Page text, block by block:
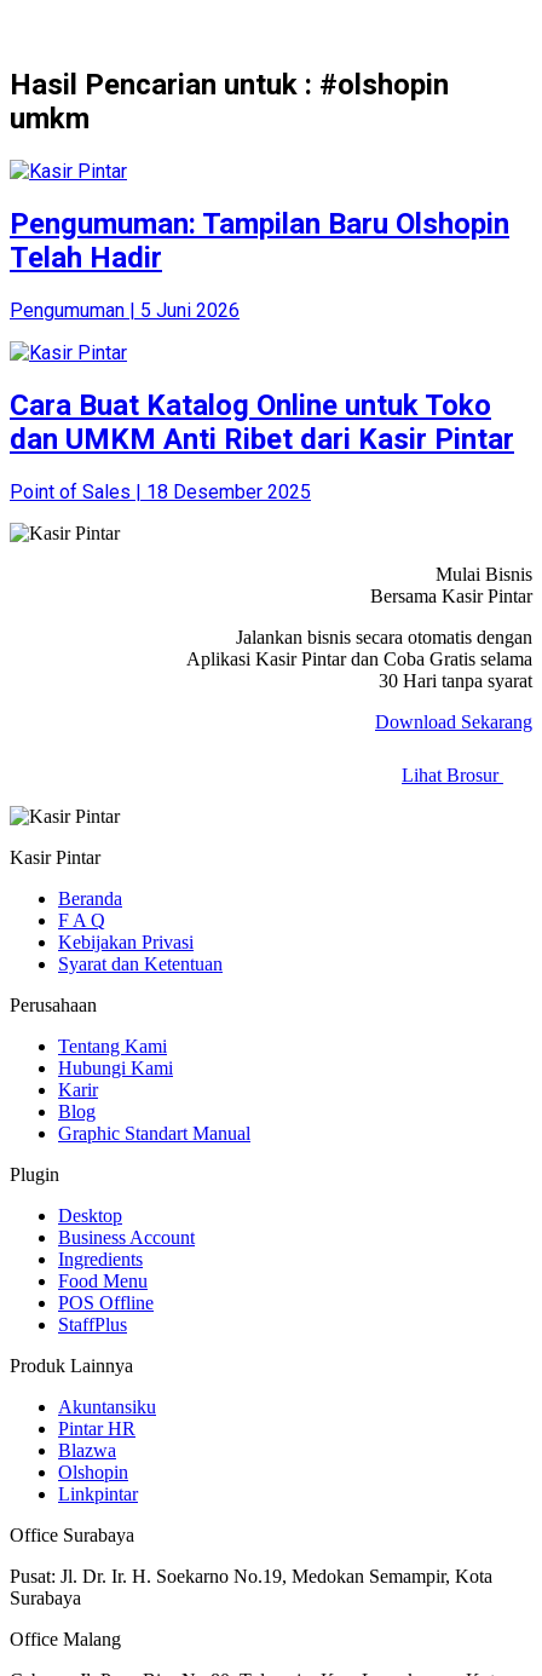
Hasil Pencarian untuk : #olshopin
umkm
Pengumuman: Tampilan Baru Olshopin
Telah Hadir
Pengumuman | 5 Juni 2026
Cara Buat Katalog Online untuk Toko
dan UMKM Anti Ribet dari Kasir Pintar
Point of Sales | 18 Desember 2025
Mulai Bisnis
Bersama Kasir Pintar
Jalankan bisnis secara otomatis dengan
Aplikasi Kasir Pintar dan Coba Gratis selama
30 Hari tanpa syarat
Download Sekarang
Lihat Brosur
Kasir Pintar
Beranda
F A Q
Kebijakan Privasi
Syarat dan Ketentuan
Perusahaan
Tentang Kami
Hubungi Kami
Karir
Blog
Graphic Standart Manual
Plugin
Desktop
Business Account
Ingredients
Food Menu
POS Offline
StaffPlus
Produk Lainnya
Akuntansiku
Pintar HR
Blazwa
Olshopin
Linkpintar
Office Surabaya
Pusat: Jl. Dr. Ir. H. Soekarno No.19, Medokan Semampir, Kota
Surabaya
Office Malang